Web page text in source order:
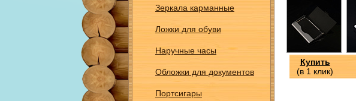
Зеркала карманные
Ложки для обуви
Наручные часы
Обложки для документов
Портсигары
Купить
(в 1 клик)